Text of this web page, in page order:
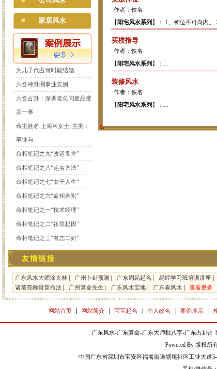
家居风水
为儿子代占何时能结婚
六爻神卦测事业实例
六爻占卦：深圳老总问废品变
卖一事
命主姓名:上海W女士; 主测：
事业与
命相笔记之九“改运良方”
命相笔记之八“起名方法”
命相笔记之七“女子人生”
命相笔记之六“命相差别”
命相笔记之一“技术经理”
命相笔记之二“祖坟起因”
命相笔记之三“有志二奶”
作者：佚名
【 阳宅风水系列 】： 1、神位不可向内
买楼指导
作者：佚名
【 阳宅风水系列 】：...
装修风水
作者：佚名
【 阳宅风水系列 】：...
广东风水大师涂玄林 广州卜卦预测 广东周易起名 易经学习班培训讲座
诸葛亮称骨算命法
广州算命先生 广东风水宝地 广东看风水 查看更多
网站首页 网站简介 宝宝起名 个人改名 案例展示
广东风水-广东算命-广东大师批八字-广东占卦
Powered By 版权所
中国广东省深圳市宝安区福海街道塘尾社区工业大道